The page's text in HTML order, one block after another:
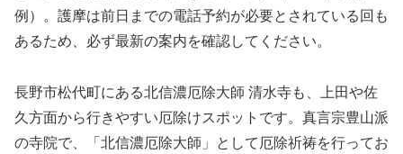
例）。護摩は前日までの電話予約が必要とされている回も
あるため、必ず最新の案内を確認してください。
長野市松代町にある北信濃厄除大師 清水寺も、上田や佐
久方面から行きやすい厄除けスポットです。真言宗豊山派
の寺院で、「北信濃厄除大師」として厄除祈祷を行ってお